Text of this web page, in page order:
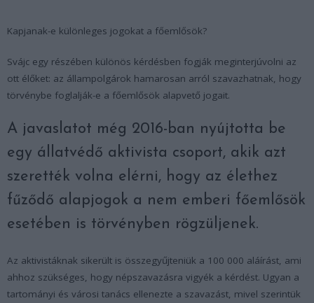
Kapjanak-e különleges jogokat a főemlősök?
Svájc egy részében különös kérdésben fogják meginterjúvolni az
ott élőket: az állampolgárok hamarosan arról szavazhatnak, hogy
törvénybe foglalják-e a főemlősök alapvető jogait.
A javaslatot még 2016-ban nyújtotta be
egy állatvédő aktivista csoport, akik azt
szerették volna elérni, hogy az élethez
fűződő alapjogok a nem emberi főemlősök
esetében is törvényben rögzüljenek.
Az aktivistáknak sikerült is összegyűjteniük a 100 000 aláírást, ami
ahhoz szükséges, hogy népszavazásra vigyék a kérdést. Ugyan a
tartományi és városi tanács ellenezte a szavazást, mivel szerintük